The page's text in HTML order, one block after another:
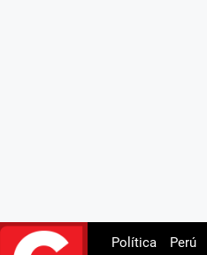
Política Perú